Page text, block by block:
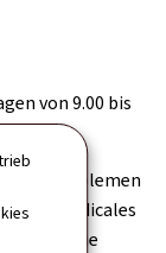
von 9.00 bis
Problemen
Médicales